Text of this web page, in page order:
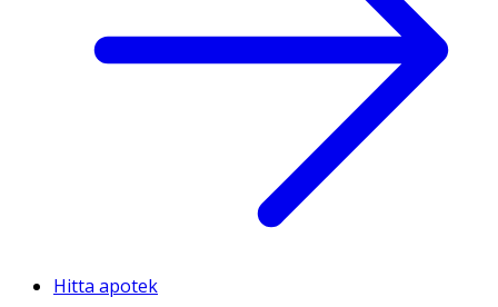
Hitta apotek